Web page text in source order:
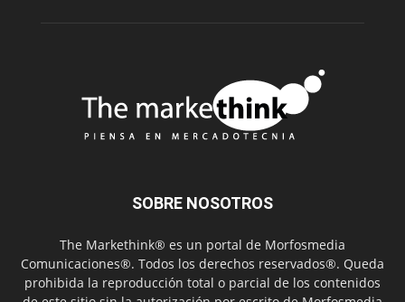
SOBRE NOSOTROS
The Markethink® es un portal de Morfosmedia
Comunicaciones®. Todos los derechos reservados®. Queda
prohibida la reproducción total o parcial de los contenidos